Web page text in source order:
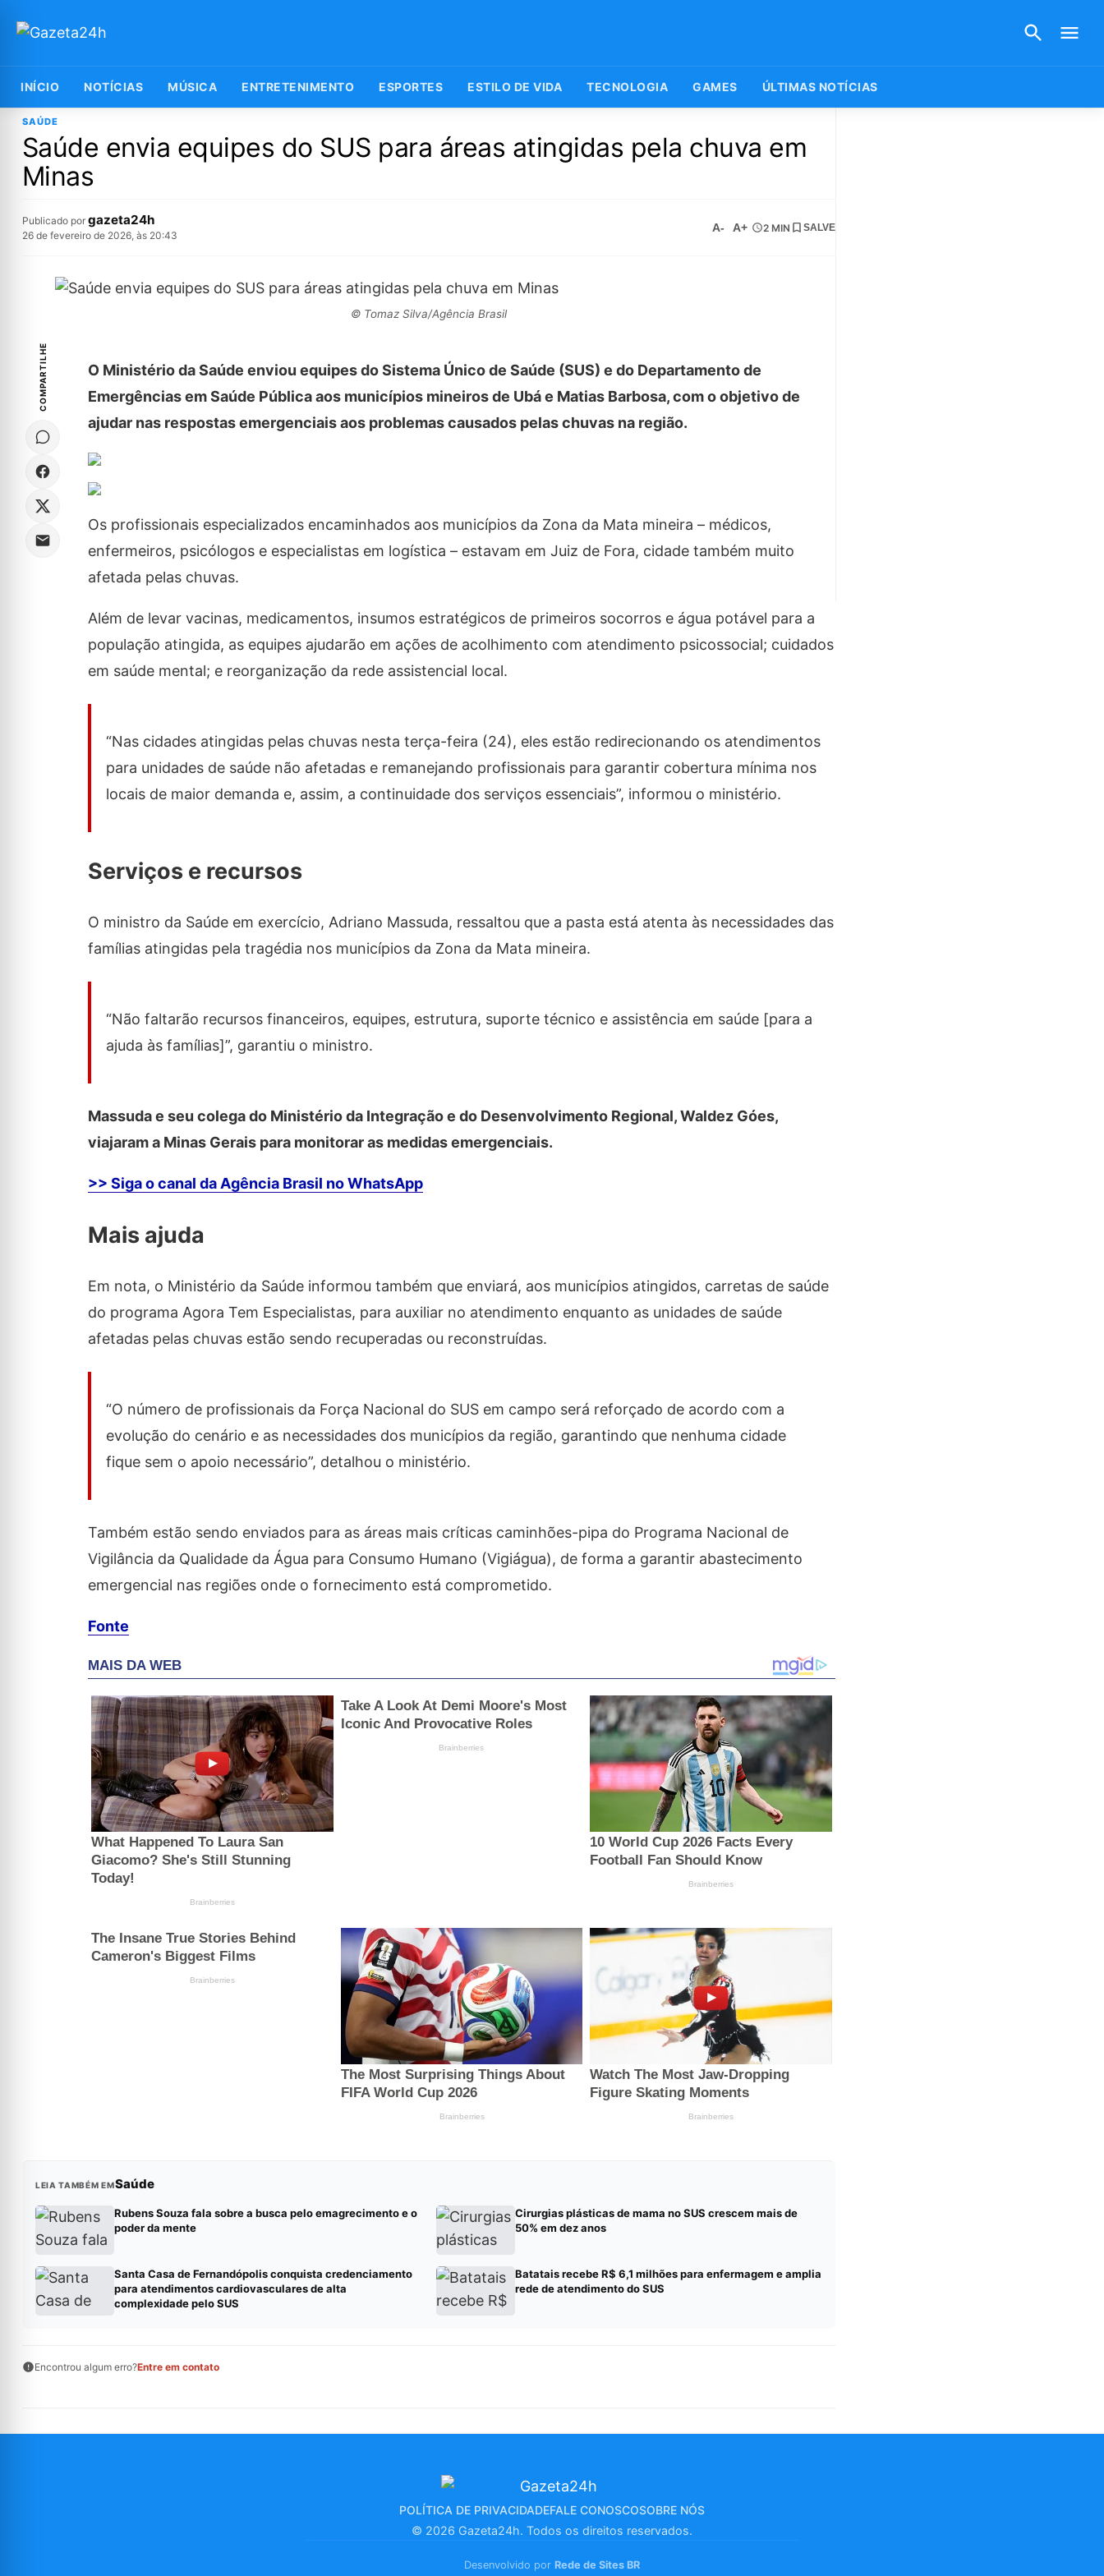
INÍCIO NOTÍCIAS MÚSICA ENTRETENIMENTO ESPORTES ESTILO DE VIDA TECNOLOGIA GAMES ÚLTIMAS NOTÍCIAS
SAÚDE
Saúde envia equipes do SUS para áreas atingidas pela chuva em
Minas
Publicado por gazeta24h
26 de fevereiro de 2026, às 20:43
A- A+ 2 MIN SALVE
© Tomaz Silva/Agência Brasil
COMPARTILHE
O Ministério da Saúde enviou equipes do Sistema Único de Saúde (SUS) e do Departamento de
Emergências em Saúde Pública aos municípios mineiros de Ubá e Matias Barbosa, com o objetivo de
ajudar nas respostas emergenciais aos problemas causados pelas chuvas na região.
Os profissionais especializados encaminhados aos municípios da Zona da Mata mineira – médicos,
enfermeiros, psicólogos e especialistas em logística – estavam em Juiz de Fora, cidade também muito
afetada pelas chuvas.
Além de levar vacinas, medicamentos, insumos estratégicos de primeiros socorros e água potável para a
população atingida, as equipes ajudarão em ações de acolhimento com atendimento psicossocial; cuidados
em saúde mental; e reorganização da rede assistencial local.
“Nas cidades atingidas pelas chuvas nesta terça-feira (24), eles estão redirecionando os atendimentos
para unidades de saúde não afetadas e remanejando profissionais para garantir cobertura mínima nos
locais de maior demanda e, assim, a continuidade dos serviços essenciais”, informou o ministério.
Serviços e recursos
O ministro da Saúde em exercício, Adriano Massuda, ressaltou que a pasta está atenta às necessidades das
famílias atingidas pela tragédia nos municípios da Zona da Mata mineira.
“Não faltarão recursos financeiros, equipes, estrutura, suporte técnico e assistência em saúde [para a
ajuda às famílias]”, garantiu o ministro.
Massuda e seu colega do Ministério da Integração e do Desenvolvimento Regional, Waldez Góes,
viajaram a Minas Gerais para monitorar as medidas emergenciais.
>> Siga o canal da Agência Brasil no WhatsApp
Mais ajuda
Em nota, o Ministério da Saúde informou também que enviará, aos municípios atingidos, carretas de saúde
do programa Agora Tem Especialistas, para auxiliar no atendimento enquanto as unidades de saúde
afetadas pelas chuvas estão sendo recuperadas ou reconstruídas.
“O número de profissionais da Força Nacional do SUS em campo será reforçado de acordo com a
evolução do cenário e as necessidades dos municípios da região, garantindo que nenhuma cidade
fique sem o apoio necessário”, detalhou o ministério.
Também estão sendo enviados para as áreas mais críticas caminhões-pipa do Programa Nacional de
Vigilância da Qualidade da Água para Consumo Humano (Vigiágua), de forma a garantir abastecimento
emergencial nas regiões onde o fornecimento está comprometido.
Fonte
LEIA TAMBÉM EMSaúde
Rubens Souza fala sobre a busca pelo emagrecimento e o
poder da mente
Cirurgias plásticas de mama no SUS crescem mais de
50% em dez anos
Santa Casa de Fernandópolis conquista credenciamento
para atendimentos cardiovasculares de alta
complexidade pelo SUS
Batatais recebe R$ 6,1 milhões para enfermagem e amplia
rede de atendimento do SUS
Encontrou algum erro?Entre em contato
POLÍTICA DE PRIVACIDADEFALE CONOSCOSOBRE NÓS
© 2026 Gazeta24h. Todos os direitos reservados.
Desenvolvido por Rede de Sites BR